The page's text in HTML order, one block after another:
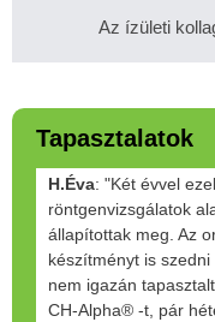
Az ízületi
Tapasztalatok
H.Éva: "Két évvel
röntgenvizsgálatok
állapítottak meg. Az
készítményt is
nem igazán
CH-Alpha® -t, pár